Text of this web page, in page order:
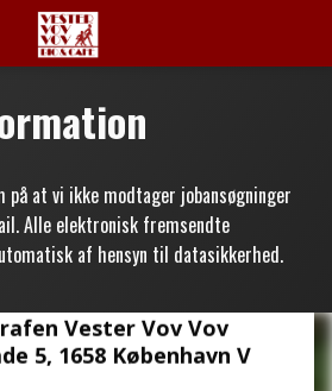
at vi ikke modtager jobansøgninger
Alle elektronisk fremsendte
af hensyn til datasikkerhed.
Vester Vov Vov
5, 1658 København V